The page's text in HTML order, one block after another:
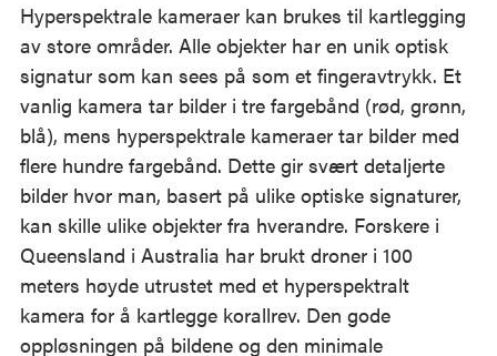
Hyperspektrale kameraer kan brukes til kartlegging
av store områder. Alle objekter har en unik optisk
signatur som kan sees på som et fingeravtrykk. Et
vanlig kamera tar bilder i tre fargebånd (rød, grønn,
blå), mens hyperspektrale kameraer tar bilder med
flere hundre fargebånd. Dette gir svært detaljerte
bilder hvor man, basert på ulike optiske signaturer,
kan skille ulike objekter fra hverandre. Forskere i
Queensland i Australia har brukt droner i 100
meters høyde utrustet med et hyperspektralt
kamera for å kartlegge korallrev. Den gode
oppløsningen på bildene og den minimale